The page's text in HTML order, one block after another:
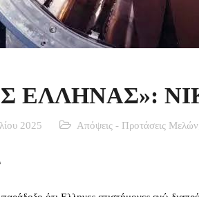
ΕΛΛΗΝΑΣ»:
2025 Απόψεις - Προτάσεις Μελών